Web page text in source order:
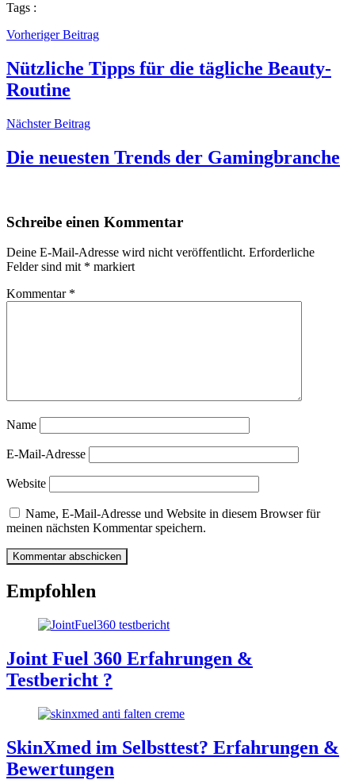
Tags :
Vorheriger Beitrag
Nützliche Tipps für die tägliche Beauty-
Routine
Nächster Beitrag
Die neuesten Trends der Gamingbranche
Schreibe einen Kommentar
Deine E-Mail-Adresse wird nicht veröffentlicht. Erforderliche
Felder sind mit * markiert
Kommentar *
Name
E-Mail-Adresse
Website
Name, E-Mail-Adresse und Website in diesem Browser für
meinen nächsten Kommentar speichern.
Empfohlen
Joint Fuel 360 Erfahrungen &
Testbericht ?
SkinXmed im Selbsttest? Erfahrungen &
Bewertungen